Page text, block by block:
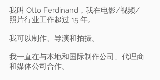
我叫 Otto Ferdinand，我在电影/视频/
照片行业工作超过 15 年。
我可以制作、导演和拍摄。
我一直在与本地和国际制作公司、代理商
和媒体公司合作。​